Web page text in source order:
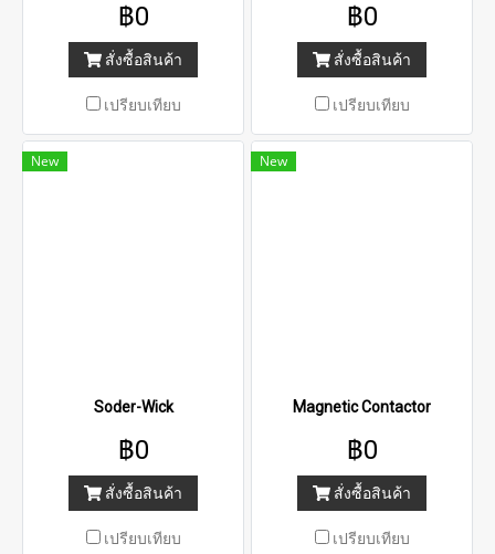
฿0
สั่งซื้อสินค้า
เปรียบเทียบ
฿0
สั่งซื้อสินค้า
เปรียบเทียบ
New
Soder-Wick
฿0
สั่งซื้อสินค้า
เปรียบเทียบ
New
Magnetic Contactor
฿0
สั่งซื้อสินค้า
เปรียบเทียบ